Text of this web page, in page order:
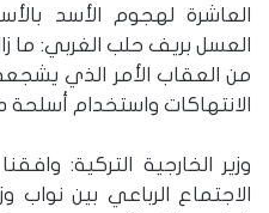
العاشرة لهجوم الأسد
العسل بريف حلب الغربي: ما
من العقاب الأمر الذي
الانتهاكات واستخدام أسلحة
وزير الخارجية التركية:
الاجتماع الرباعي بين نواب